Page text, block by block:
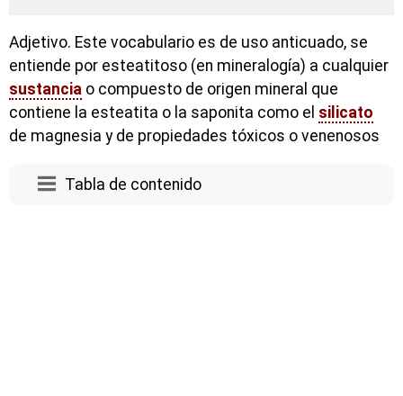
Adjetivo. Este vocabulario es de uso anticuado, se
entiende por esteatitoso (en mineralogía) a cualquier
sustancia o compuesto de origen mineral que
contiene la esteatita o la saponita como el silicato
de magnesia y de propiedades tóxicos o venenosos
Tabla de contenido